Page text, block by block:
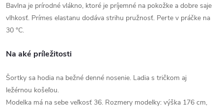
Bavlna je prírodné vlákno, ktoré je príjemné na pokožke a dobre saje
vlhkosť. Prímes elastanu dodáva strihu pružnosť. Perte v práčke na
30 °C.
Na aké príležitosti
Šortky sa hodia na bežné denné nosenie. Ladia s tričkom aj
ležérnou košeľou.
Modelka má na sebe veľkosť 36. Rozmery modelky: výška 176 cm,